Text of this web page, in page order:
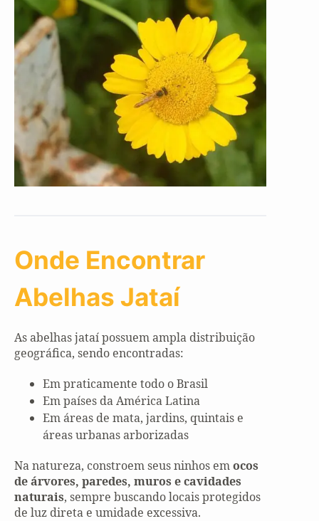
Onde Encontrar
Abelhas Jataí
As abelhas jataí possuem ampla distribuição
geográfica, sendo encontradas:
Em praticamente todo o Brasil
Em países da América Latina
Em áreas de mata, jardins, quintais e
áreas urbanas arborizadas
Na natureza, constroem seus ninhos emocos
de árvores, paredes, muros e cavidades
naturais, sempre buscando locais protegidos
de luz direta e umidade excessiva.